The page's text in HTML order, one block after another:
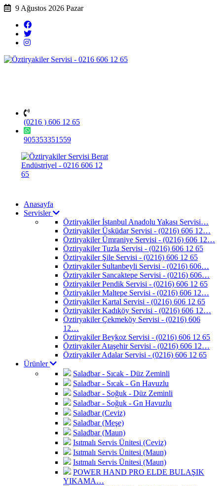
9 Ağustos 2026 Pazar
(0216 ) 606 12 65
905353351559
Anasayfa
Servisler
Öztiryakiler İstanbul Anadolu Yakası Servisi…
Öztiryakiler Üsküdar Servisi - (0216) 606 12…
Öztiryakiler Ümraniye Servisi - (0216) 606 12…
Öztiryakiler Tuzla Servisi - (0216) 606 12 65
Öztiryakiler Şile Servisi - (0216) 606 12 65
Öztiryakiler Sultanbeyli Servisi - (0216) 606…
Öztiryakiler Sancaktepe Servisi - (0216) 606…
Öztiryakiler Pendik Servisi - (0216) 606 12 65
Öztiryakiler Maltepe Servisi - (0216) 606 12…
Öztiryakiler Kartal Servisi - (0216) 606 12 65
Öztiryakiler Kadıköy Servisi - (0216) 606 12…
Öztiryakiler Çekmeköy Servisi - (0216) 606
12…
Öztiryakiler Beykoz Servisi - (0216) 606 12 65
Öztiryakiler Ataşehir Servisi - (0216) 606 12…
Öztiryakiler Adalar Servisi - (0216) 606 12 65
Ürünler
Saladbar - Sıcak - Düz Zeminli
Saladbar - Sıcak - Gn Havuzlu
Saladbar - Soğuk - Düz Zeminli
Saladbar - Soğuk - Gn Havuzlu
Saladbar (Ceviz)
Saladbar (Meşe)
Saladbar (Maun)
Isıtmalı Servis Ünitesi (Ceviz)
Isıtmalı Servis Ünitesi (Maun)
Isıtmalı Servis Ünitesi (Maun)
POWER HAND PRO ELDE BULAŞIK
YIKAMA…